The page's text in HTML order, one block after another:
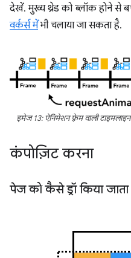
देखें. मुख्य थ्रेड को ब्लॉक होने से
वर्कर्स मेंभी चलाया जा सकता है.
इमेज 13: ऐनिमेशन फ़्रेम वाली
कंपोज़िट करना
पेज को कैसे ड्रॉ किया